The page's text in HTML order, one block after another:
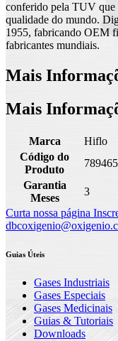
conferido pela TUV que
qualidade do mundo.
1955, fabricando OEM
fabricantes mundiais.
Mais
Mais
Marca
Hiflo
Código do
Produto
Garantia
Meses
3
Curta nossa página
Guias Úteis
Gases Industriais
Gases Especiais
Gases Medicinais
Guias & Tutoriais
Downloads